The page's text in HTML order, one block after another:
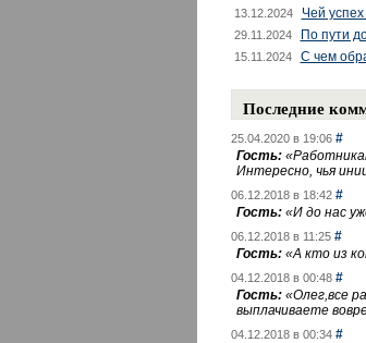
13.12.2024 Чей
29.11.2024 По пути
15.11.2024 С чем
Последние
25.04.2020 в 19:06 #
Гость: «
Интересно, чья
06.12.2018 в 18:42 #
Гость: «И до нас
06.12.2018 в 11:25 #
Гость: «А кто из
04.12.2018 в 00:48 #
Гость: «Олег,все
выплачиваете
04.12.2018 в 00:34 #